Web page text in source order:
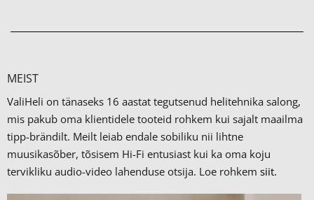
MEIST
ValiHeli on tänaseks 16 aastat tegutsenud helitehnika salong,
mis pakub oma klientidele tooteid rohkem kui sajalt maailma
tipp-brändilt. Meilt leiab endale sobiliku nii lihtne
muusikasõber, tõsisem Hi-Fi entusiast kui ka oma koju
tervikliku audio-video lahenduse otsija. Loe rohkem siit.